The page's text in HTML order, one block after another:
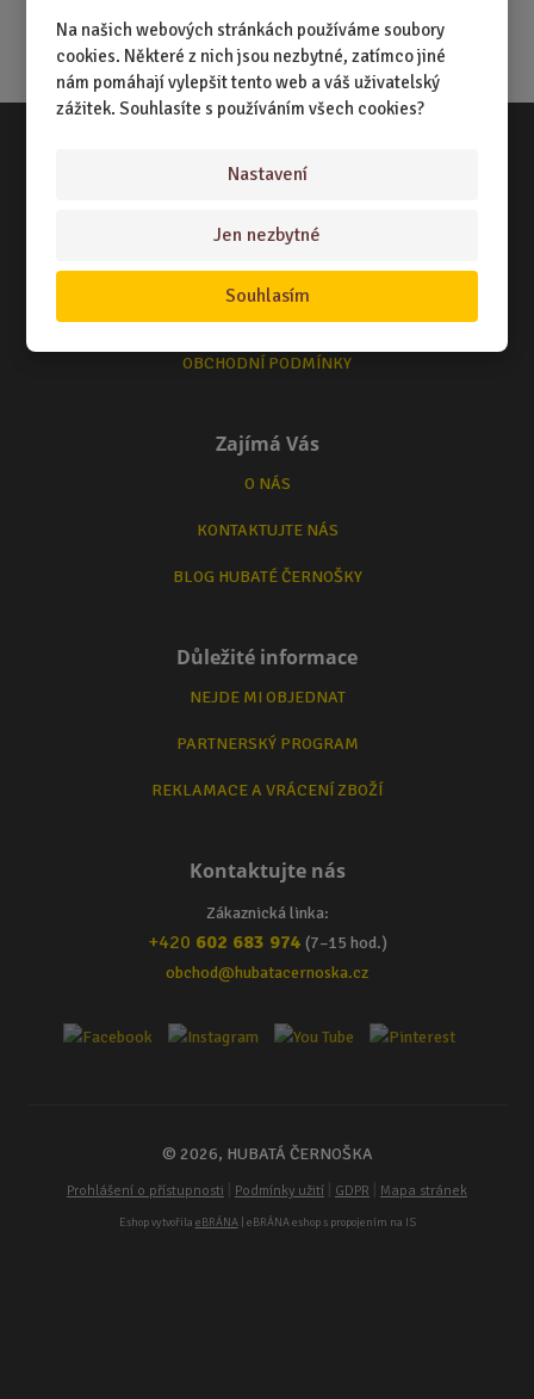
Na našich webových stránkách používáme soubory
cookies. Některé z nich jsou nezbytné, zatímco jiné
nám pomáhají vylepšit tento web a váš uživatelský
zážitek. Souhlasíte s používáním všech cookies?
Nastavení
Jen nezbytné
Souhlasím
Vše o nákupu
NÁKUPNÍ RÁDCE
TERMÍNY ODESLÁNÍ ZBOŽÍ
OBCHODNÍ PODMÍNKY
Zajímá Vás
O NÁS
KONTAKTUJTE NÁS
BLOG HUBATÉ ČERNOŠKY
Důležité informace
NEJDE MI OBJEDNAT
PARTNERSKÝ PROGRAM
REKLAMACE A VRÁCENÍ ZBOŽÍ
Kontaktujte nás
Zákaznická linka:
+420 602 683 974 (7–15 hod.)
obchod@hubatacernoska.cz
© 2026, HUBATÁ ČERNOŠKA
Prohlášení o přístupnosti Podmínky užití GDPR Mapa stránek
Eshop vytvořila eBRÁNA| eBRÁNA eshop s propojením na IS